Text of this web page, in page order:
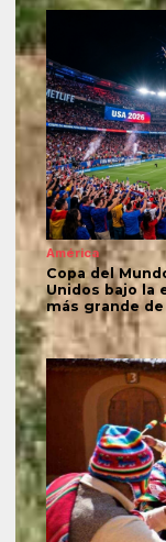
América
Copa del
Unidos bajo la
más grande